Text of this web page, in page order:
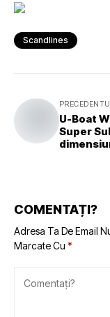
Scandlines
U-Boat
Super
COMENTAȚI?
Adresa Ta De Email
Marcate Cu *